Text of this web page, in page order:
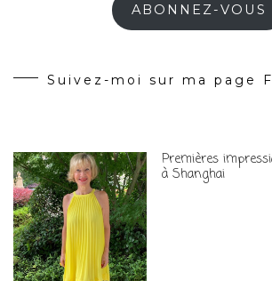
ABONNEZ-VOUS
Suivez-moi sur ma page
Premières
à Shanghai